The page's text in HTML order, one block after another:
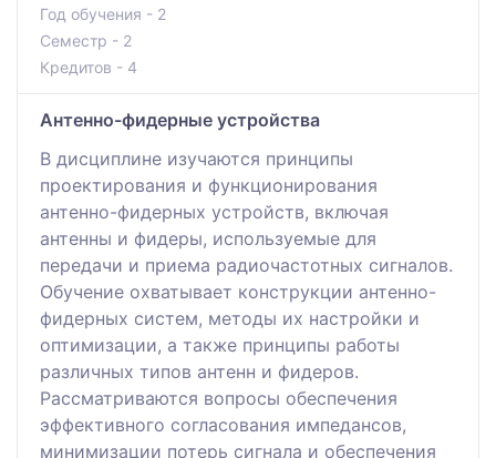
Год обучения - 2
Семестр - 2
Кредитов - 4
Антенно-фидерные устройства
В дисциплине изучаются принципы
проектирования и функционирования
антенно-фидерных устройств, включая
антенны и фидеры, используемые для
передачи и приема радиочастотных сигналов.
Обучение охватывает конструкции антенно-
фидерных систем, методы их настройки и
оптимизации, а также принципы работы
различных типов антенн и фидеров.
Рассматриваются вопросы обеспечения
эффективного согласования импедансов,
минимизации потерь сигнала и обеспечения